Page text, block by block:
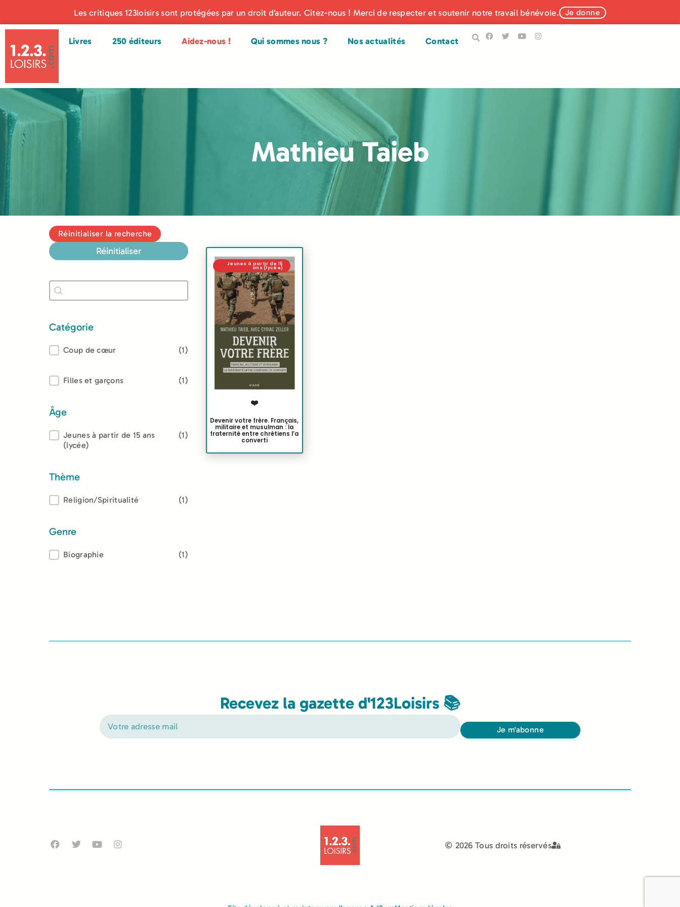
Les critiques 123loisirs sont protégées par un droit d’auteur. Citez-nous ! Merci de respecter et soutenir notre travail bénévole. Je donne
Livres 250 éditeurs Aidez-nous ! Qui sommes nous ? Nos actualités Contact
Mathieu Taieb
Réinitialiser la recherche
Réinitialiser
Recherche
Rechercher
Catégorie
Catégorie
Coup de cœur (1)
Lectorat
Filles et garçons (1)
Âge
ÂgeJeunes à partir de 15 ans
(lycée)
(1)
Thème
Thème
Religion/Spiritualité (1)
Genre
GenreBiographie (1)
Jeunes à partir de 15
ans (lycée)
❤️
Devenir votre frère. Français,
militaire et musulman : la
fraternité entre chrétiens l’a
converti
Recevez la gazette d'123Loisirs 📚
Je m'abonne
2026 Tous droits réservés